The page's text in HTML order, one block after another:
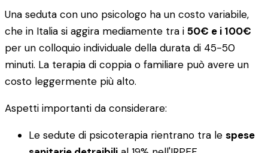
Una seduta con uno psicologo ha un costo variabile,
che in Italia si aggira mediamente tra i 50€ e i 100€
per un colloquio individuale della durata di 45-50
minuti. La terapia di coppia o familiare può avere un
costo leggermente più alto.
Aspetti importanti da considerare:
Le sedute di psicoterapia rientrano tra le spese